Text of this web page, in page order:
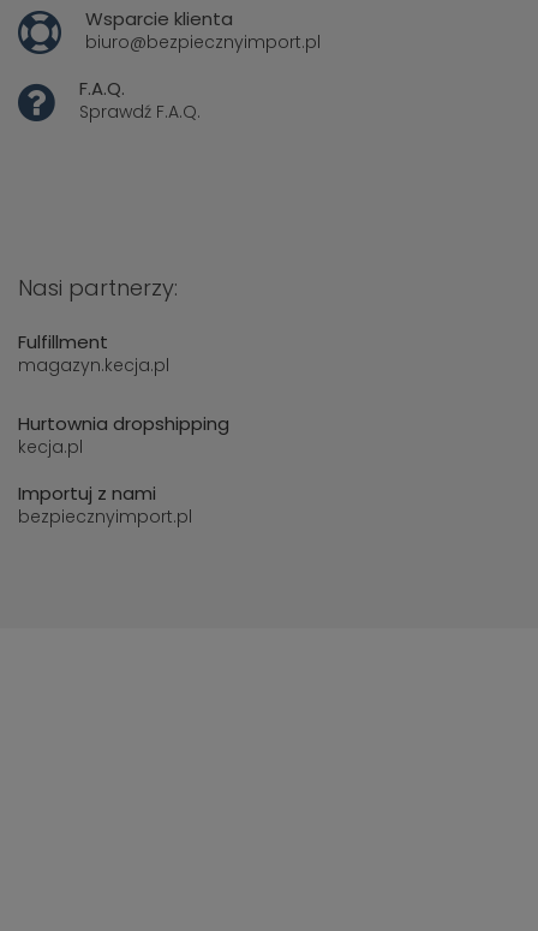
Wsparcie klienta
biuro@bezpiecznyimport.pl
F.A.Q.
Sprawdź F.A.Q.
Nasi partnerzy:
Fulfillment
magazyn.kecja.pl
Hurtownia dropshipping
kecja.pl
Importuj z nami
bezpiecznyimport.pl